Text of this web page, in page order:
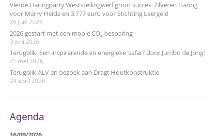
Vierde Haringparty Weststellingwerf groot succes: Zilveren Haring
voor Marry Heida en 3.777 euro voor Stichting Leergeld
26 juni 2026
2026 gestart met een mooie CO₂ besparing
3 juni 2026
Terugblik: Een inspirerende en energieke ‘safari’ door Jumbo de Jong!
21 mei 2026
Terugblik ALV en bezoek aan Dragt Houtkonstruktie
24 april 2026
Agenda